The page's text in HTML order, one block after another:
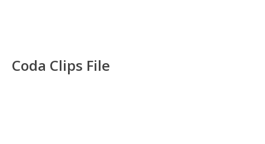
Coda Clips File